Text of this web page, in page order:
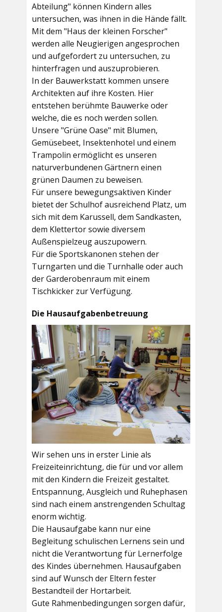
Abteilung" können Kindern alles
untersuchen, was ihnen in die Hände fällt.
Mit dem "Haus der kleinen Forscher"
werden alle Neugierigen angesprochen
und aufgefordert zu untersuchen, zu
hinterfragen und auszuprobieren.
In der Bauwerkstatt kommen unsere
Architekten auf ihre Kosten. Hier
entstehen berühmte Bauwerke oder
welche, die es noch werden sollen.
Unsere "Grüne Oase" mit Blumen,
Gemüsebeet, Insektenhotel und einem
Trampolin ermöglicht es unseren
naturverbundenen Gärtnern einen
grünen Daumen zu beweisen.
Für unsere bewegungsaktiven Kinder
bietet derSchulhofausreichend Platz, um
sich mit dem Karussell, dem Sandkasten,
dem Klettertor sowie diversem
Außenspielzeug auszupowern.
Für die Sportskanonen stehen der
Turngarten und die Turnhalle oder auch
derGarderobenraum mit einem
Tischkicker zur Verfügung.
Die Hausaufgabenbetreuung
Wir sehen uns in erster Linie als
Freizeiteinrichtung, die für und vor allem
mit den Kindern die Freizeit gestaltet.
Entspannung, Ausgleich und Ruhephasen
sind nach einem anstrengenden Schultag
enorm wichtig.
Die Hausaufgabe kann nur eine
Begleitung schulischen Lernens sein und
nicht die Verantwortung für Lernerfolge
des Kindes übernehmen. Hausaufgaben
sind auf Wunsch der Eltern fester
Bestandteil der Hortarbeit.
Gute Rahmenbedingungen sorgen dafür,